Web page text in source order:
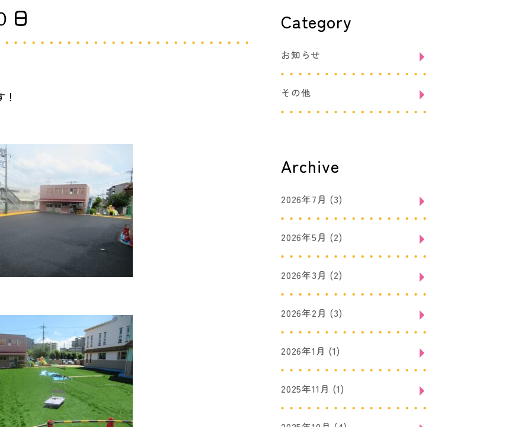
日 Category
お知らせ
その他
Archive
2026年7月 (3)
2026年5月 (2)
2026年3月 (2)
2026年2月 (3)
2026年1月 (1)
2025年11月 (1)